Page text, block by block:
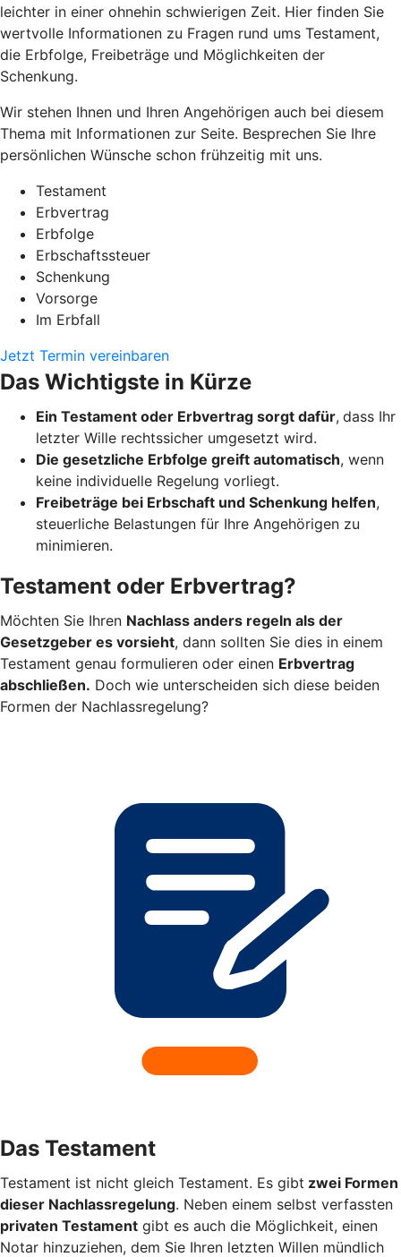
leichter in einer ohnehin schwierigen Zeit. Hier finden Sie
wertvolle Informationen zu Fragen rund ums Testament,
die Erbfolge, Freibeträge und Möglichkeiten der
Schenkung.
Wir stehen Ihnen und Ihren Angehörigen auch bei diesem
Thema mit Informationen zur Seite. Besprechen Sie Ihre
persönlichen Wünsche schon frühzeitig mit uns.
Testament
Erbvertrag
Erbfolge
Erbschaftssteuer
Schenkung
Vorsorge
Im Erbfall
Jetzt Termin vereinbaren
Das Wichtigste in Kürze
Ein Testament oder Erbvertrag sorgt dafür, dass Ihr
letzter Wille rechtssicher umgesetzt wird.
Die gesetzliche Erbfolge greift automatisch, wenn
keine individuelle Regelung vorliegt.
Freibeträge bei Erbschaft und Schenkung helfen,
steuerliche Belastungen für Ihre Angehörigen zu
minimieren.
Testament oder Erbvertrag?
Möchten Sie Ihren Nachlass anders regeln als der
Gesetzgeber es vorsieht, dann sollten Sie dies in einem
Testament genau formulieren oder einen Erbvertrag
abschließen. Doch wie unterscheiden sich diese beiden
Formen der Nachlassregelung?
Das Testament
Testament ist nicht gleich Testament. Es gibt zwei Formen
dieser Nachlassregelung. Neben einem selbst verfassten
privaten Testament gibt es auch die Möglichkeit, einen
Notar hinzuziehen, dem Sie Ihren letzten Willen mündlich